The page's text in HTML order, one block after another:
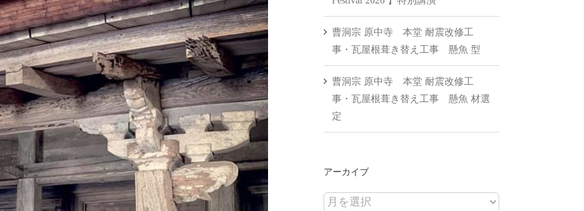
曹洞宗 原中寺 本堂 耐震改修工
事・瓦屋根葺き替え工事 懸魚 型
曹洞宗 原中寺 本堂 耐震改修工
事・瓦屋根葺き替え工事 懸魚 材選
定
アーカイブ
ア